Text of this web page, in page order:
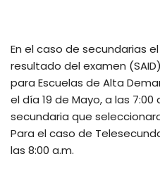
En el caso de secundarias
resultado del examen
para Escuelas de Alta
el día 19 de Mayo, a las 7:00
secundaria que
Para el caso de
las 8:00 a.m.